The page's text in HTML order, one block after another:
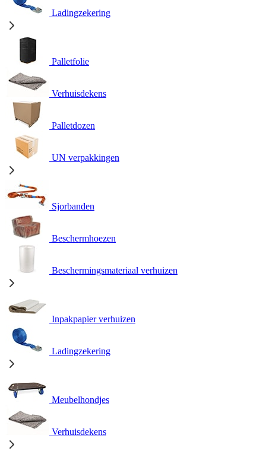
Ladingzekering
Palletfolie
Verhuisdekens
Palletdozen
UN verpakkingen
Sjorbanden
Beschermhoezen
Beschermingsmateriaal verhuizen
Inpakpapier verhuizen
Ladingzekering
Meubelhondjes
Verhuisdekens